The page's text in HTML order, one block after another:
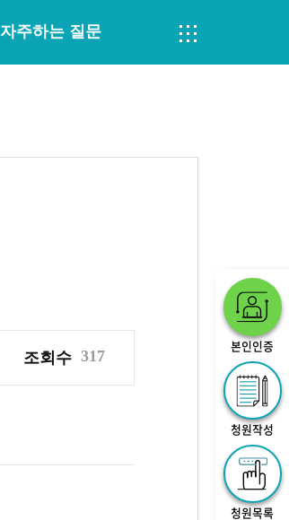
자주하는 질문
본인인증
청원작성
청원목록
조회수 317